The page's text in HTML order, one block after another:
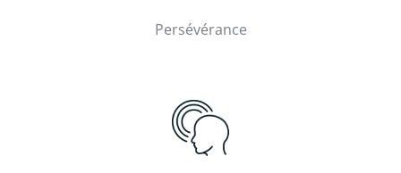
Persévérance